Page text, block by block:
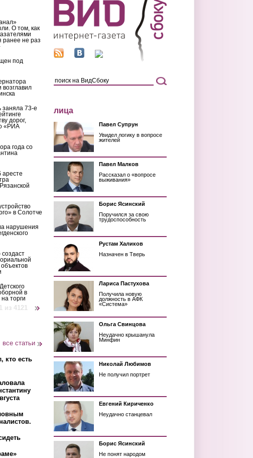
О том, как
ранее не раз
под
возглавил
заняла 73-е
дорог,
«РИА
года со
аресте
в Солотче
нарушения
в
торги
1 из 4121
все статьи
кто есть
лица
Павел Супрун
Увидел логику в вопросе
жителей
Павел Малков
Рассказал о «вопросе
выживания»
Борис Ясинский
Поручился за свою
трудоспособность
Рустам Халиков
Назначен в Тверь
Лариса Пастухова
Получила новую
должность в АФК
«Система»
Ольга Свинцова
Неудачно крышанула
Минфин
Николай Любимов
Не получил портрет
Евгений Кириченко
Неудачно станцевал
Борис Ясинский
Не понят народом